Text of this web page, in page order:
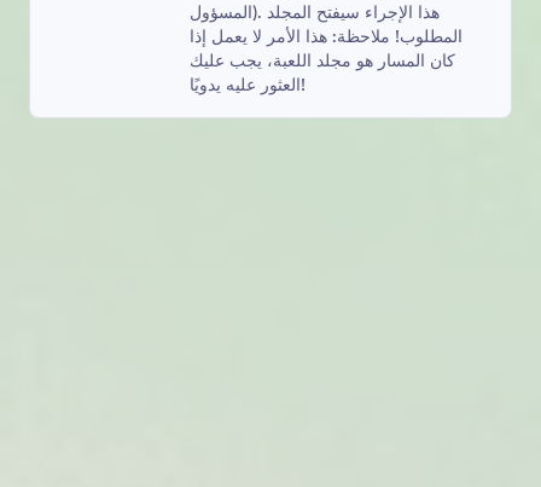
المسؤول). هذا الإجراء سيفتح المجلد
المطلوب! ملاحظة: هذا الأمر لا يعمل إذا
كان المسار هو مجلد اللعبة، يجب عليك
العثور عليه يدويًا!